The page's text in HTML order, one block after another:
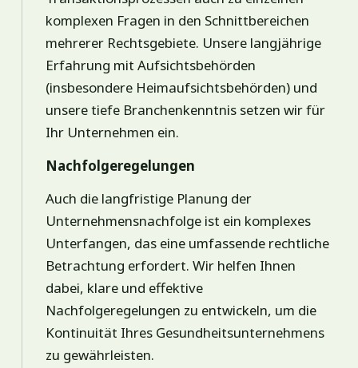
komplexen Fragen in den Schnittbereichen
mehrerer Rechtsgebiete. Unsere langjährige
Erfahrung mit Aufsichtsbehörden
(insbesondere Heimaufsichtsbehörden) und
unsere tiefe Branchenkenntnis setzen wir für
Ihr Unternehmen ein.
Nachfolgeregelungen
Auch die langfristige Planung der
Unternehmensnachfolge ist ein komplexes
Unterfangen, das eine umfassende rechtliche
Betrachtung erfordert. Wir helfen Ihnen
dabei, klare und effektive
Nachfolgeregelungen zu entwickeln, um die
Kontinuität Ihres Gesundheitsunternehmens
zu gewährleisten.